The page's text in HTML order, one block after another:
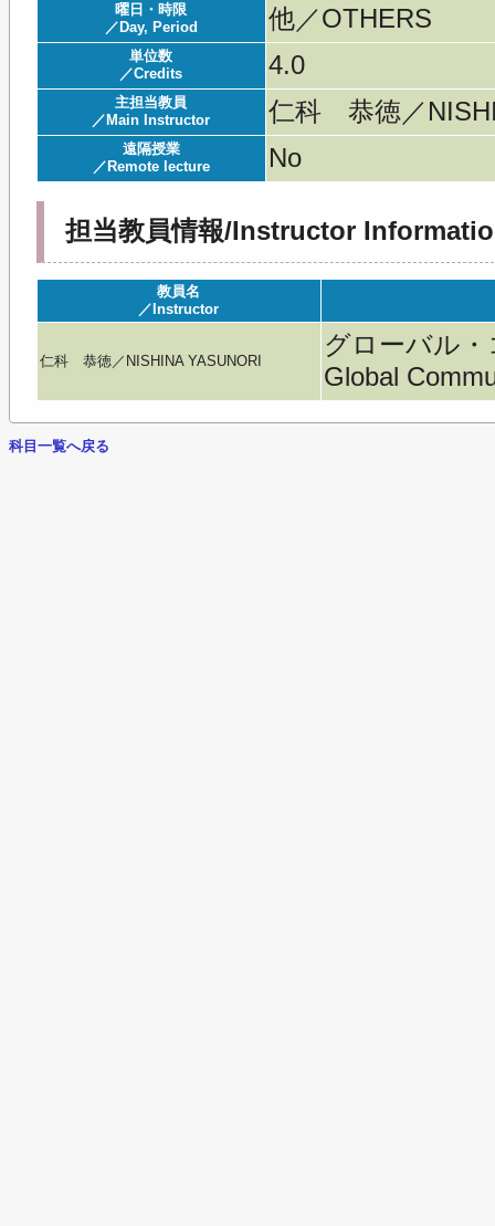
曜日・時限
／Day, Period
他／OTHERS
単位数
／Credits
4.0
主担当教員
／Main Instructor
仁科 恭徳／
遠隔授業
／Remote lecture
No
担当教員情報/Instructor
教員名
／Instructor
仁科 恭徳／NISHINA YASUNORI
グローバル
Global
科目一覧へ戻る